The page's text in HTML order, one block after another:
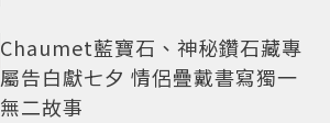
Chaumet藍寶石、神秘鑽石藏專
屬告白獻七夕 情侶疊戴書寫獨一
無二故事